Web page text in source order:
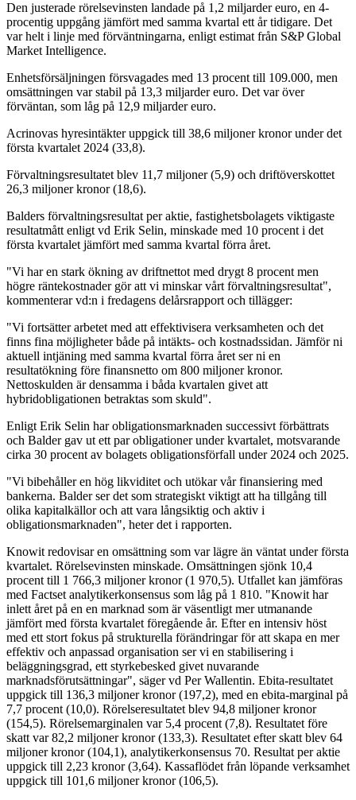
Den justerade rörelsevinsten landade på 1,2 miljarder euro, en 4-
procentig uppgång jämfört med samma kvartal ett år tidigare. Det
var helt i linje med förväntningarna, enligt estimat från S&P Global
Market Intelligence.
Enhetsförsäljningen försvagades med 13 procent till 109.000, men
omsättningen var stabil på 13,3 miljarder euro. Det var över
förväntan, som låg på 12,9 miljarder euro.
Acrinovas hyresintäkter uppgick till 38,6 miljoner kronor under det
första kvartalet 2024 (33,8).
Förvaltningsresultatet blev 11,7 miljoner (5,9) och driftöverskottet
26,3 miljoner kronor (18,6).
Balders förvaltningsresultat per aktie, fastighetsbolagets viktigaste
resultatmått enligt vd Erik Selin, minskade med 10 procent i det
första kvartalet jämfört med samma kvartal förra året.
"Vi har en stark ökning av driftnettot med drygt 8 procent men
högre räntekostnader gör att vi minskar vårt förvaltningsresultat",
kommenterar vd:n i fredagens delårsrapport och tillägger:
"Vi fortsätter arbetet med att effektivisera verksamheten och det
finns fina möjligheter både på intäkts- och kostnadssidan. Jämför ni
aktuell intjäning med samma kvartal förra året ser ni en
resultatökning före finansnetto om 800 miljoner kronor.
Nettoskulden är densamma i båda kvartalen givet att
hybridobligationen betraktas som skuld".
Enligt Erik Selin har obligationsmarknaden successivt förbättrats
och Balder gav ut ett par obligationer under kvartalet, motsvarande
cirka 30 procent av bolagets obligationsförfall under 2024 och 2025.
"Vi bibehåller en hög likviditet och utökar vår finansiering med
bankerna. Balder ser det som strategiskt viktigt att ha tillgång till
olika kapitalkällor och att vara långsiktig och aktiv i
obligationsmarknaden", heter det i rapporten.
Knowit redovisar en omsättning som var lägre än väntat under första
kvartalet. Rörelsevinsten minskade. Omsättningen sjönk 10,4
procent till 1 766,3 miljoner kronor (1 970,5). Utfallet kan jämföras
med Factset analytikerkonsensus som låg på 1 810. "Knowit har
inlett året på en en marknad som är väsentligt mer utmanande
jämfört med första kvartalet föregående år. Efter en intensiv höst
med ett stort fokus på strukturella förändringar för att skapa en mer
effektiv och anpassad organisation ser vi en stabilisering i
beläggningsgrad, ett styrkebesked givet nuvarande
marknadsförutsättningar", säger vd Per Wallentin. Ebita-resultatet
uppgick till 136,3 miljoner kronor (197,2), med en ebita-marginal på
7,7 procent (10,0). Rörelseresultatet blev 94,8 miljoner kronor
(154,5). Rörelsemarginalen var 5,4 procent (7,8). Resultatet före
skatt var 82,2 miljoner kronor (133,3). Resultatet efter skatt blev 64
miljoner kronor (104,1), analytikerkonsensus 70. Resultat per aktie
uppgick till 2,23 kronor (3,64). Kassaflödet från löpande verksamhet
uppgick till 101,6 miljoner kronor (106,5).